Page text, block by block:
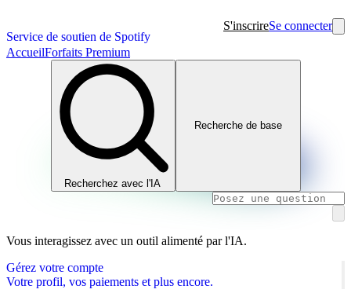
Service de soutien de Spotify
S'inscrireSe connecter
AccueilForfaits Premium
Recherchez avec l'IA
Recherche de base
Vous interagissez avec un outil alimenté par l'IA.
Gérez votre compte
Votre profil, vos paiements et plus encore.